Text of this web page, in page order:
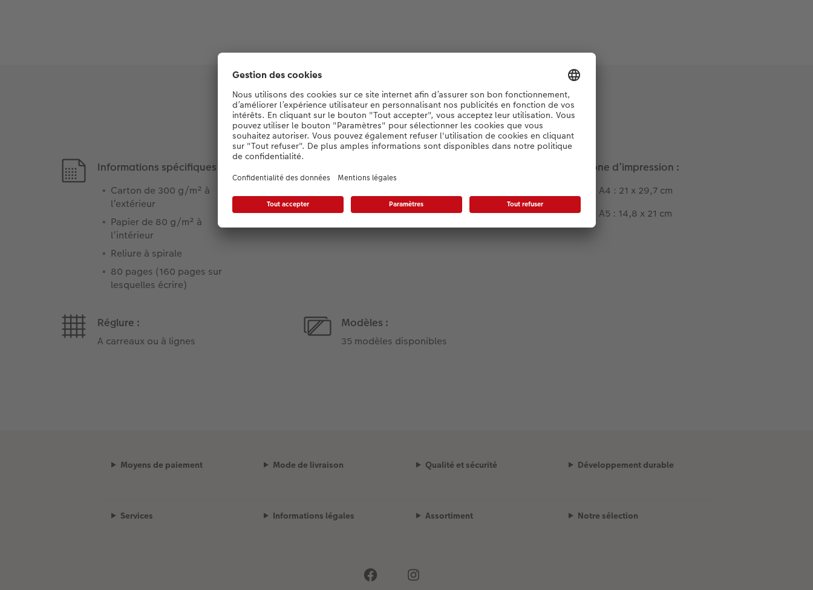
Détails du produit
Informations spécifiques :
Carton de 300 g/m² à
l’extérieur
Papier de 80 g/m² à
l’intérieur
Reliure à spirale
80 pages (160 pages sur
lesquelles écrire)
A5 : 14,8 x 21 cm
Zone d’impression :
A4 : 21 x 29,7 cm
A5 : 14,8 x 21 cm
Réglure :
A carreaux ou à lignes
Modèles :
35 modèles disponibles
Moyens de paiement Mode de livraison Qualité et sécurité Développement durable
Services Informations légales Assortiment Notre sélection